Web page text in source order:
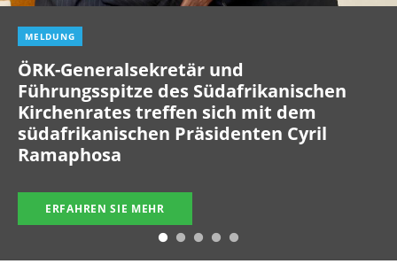
MELDUNG
ÖRK-Generalsekretär und
Führungsspitze des Südafrikanischen
Kirchenrates treffen sich mit dem
südafrikanischen Präsidenten Cyril
Ramaphosa
ERFAHREN SIE MEHR